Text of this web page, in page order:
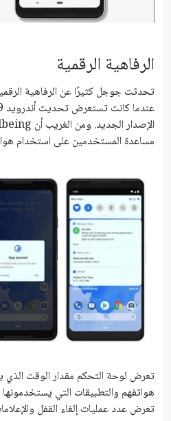
الرفاهية الرقمية
مساعدة المستخدمين على استخدام
تعرض لوحة التحكم مقدار الوقت
هواتفهم والتطبيقات التي
تعرض عدد عمليات إلغاء القفل